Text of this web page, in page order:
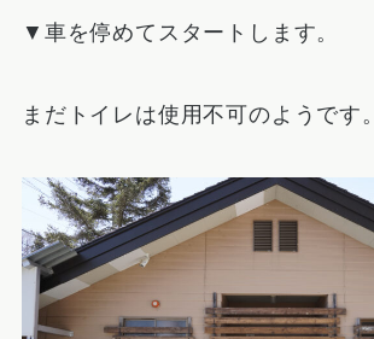
▼車を停めてスタートします。
まだトイレは使用不可のようです。